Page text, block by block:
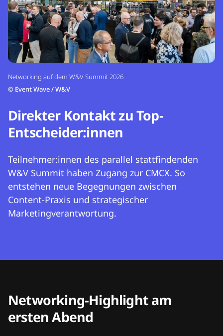
Networking auf dem W&V Summit 2026
© Event Wave / W&V
Direkter Kontakt zu Top-
Entscheider:innen
Teilnehmer:innen des parallel stattfindenden
W&V Summit haben Zugang zur CMCX. So
entstehen neue Begegnungen zwischen
Content-Praxis und strategischer
Marketingverantwortung.
Networking-Highlight am
ersten Abend